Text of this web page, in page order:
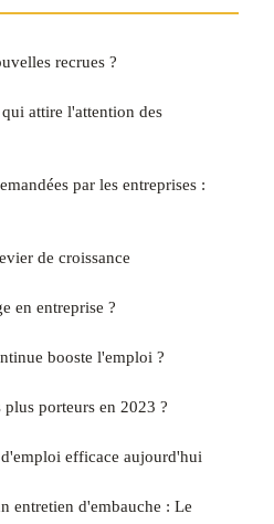
recrues ?
attire l'attention des
par les entreprises :
de croissance
en entreprise ?
booste l'emploi ?
porteurs en 2023 ?
efficace aujourd'hui
entretien d'embauche : Le